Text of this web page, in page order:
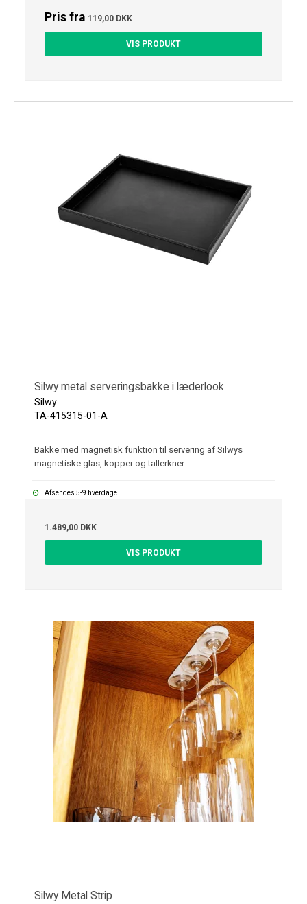
Pris fra 119,00 DKK
VIS PRODUKT
Silwy metal serveringsbakke i læderlook
Silwy
TA-415315-01-A
Bakke med magnetisk funktion til servering af Silwys
magnetiske glas, kopper og tallerkner.
Afsendes 5-9 hverdage
1.489,00 DKK
VIS PRODUKT
Silwy Metal Strip